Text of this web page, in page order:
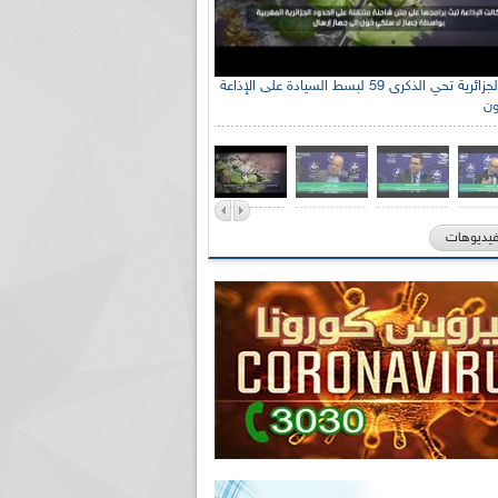
الإذاعة الجزائرية تحي الذكرى 59 لبسط السيادة على الإذاعة